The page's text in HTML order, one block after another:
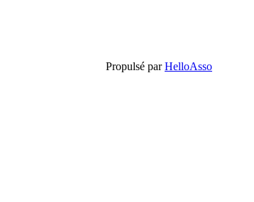
Propulsé parHelloAsso